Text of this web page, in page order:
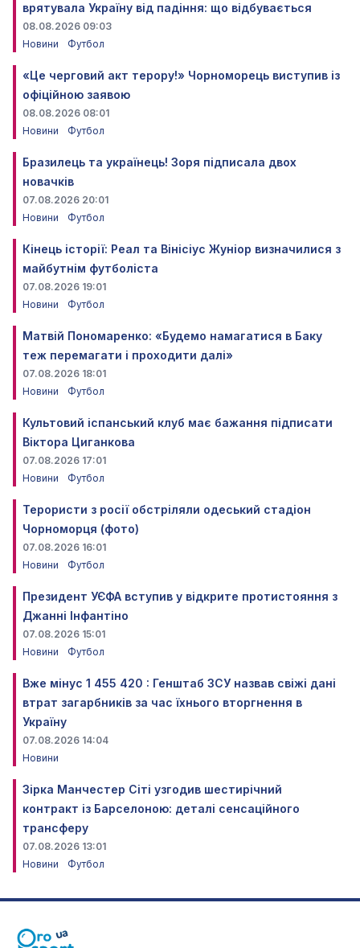
врятувала Україну від падіння: що відбувається
08.08.2026 09:03
Новини
Футбол
«Це черговий акт терору!» Чорноморець виступив із
офіційною заявою
08.08.2026 08:01
Новини
Футбол
Бразилець та українець! Зоря підписала двох
новачків
07.08.2026 20:01
Новини
Футбол
Кінець історії: Реал та Вінісіус Жуніор визначилися з
майбутнім футболіста
07.08.2026 19:01
Новини
Футбол
Матвій Пономаренко: «Будемо намагатися в Баку
теж перемагати і проходити далі»
07.08.2026 18:01
Новини
Футбол
Культовий іспанський клуб має бажання підписати
Віктора Циганкова
07.08.2026 17:01
Новини
Футбол
Терористи з росії обстріляли одеський стадіон
Чорноморця (фото)
07.08.2026 16:01
Новини
Футбол
Президент УЄФА вступив у відкрите протистояння з
Джанні Інфантіно
07.08.2026 15:01
Новини
Футбол
Вже мінус 1 455 420 : Генштаб ЗСУ назвав свіжі дані
втрат загарбників за час їхнього вторгнення в
Україну
07.08.2026 14:04
Новини
Зірка Манчестер Сіті узгодив шестирічний
контракт із Барселоною: деталі сенсаційного
трансферу
07.08.2026 13:01
Новини
Футбол